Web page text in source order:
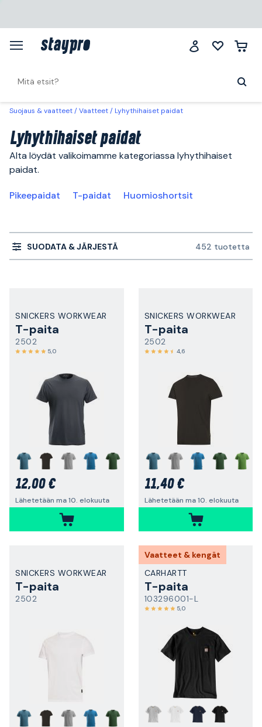
Suojaus & vaatteet Vaatteet Lyhythihaiset paidat
Lyhythihaiset paidat
Alta löydät valikoimamme kategoriassa lyhythihaiset
paidat.
Pikeepaidat T-paidat Huomioshortsit
SUODATA & JÄRJESTÄ 452 tuotetta
SNICKERS WORKWEAR
T-paita
2502
5,0
12,00 €
Lähetetään ma 10. elokuuta
SNICKERS WORKWEAR
T-paita
2502
4,6
11,40 €
Lähetetään ma 10. elokuuta
SNICKERS WORKWEAR
T-paita
2502
Vaatteet & kengät
CARHARTT
T-paita
103296001-L
5,0